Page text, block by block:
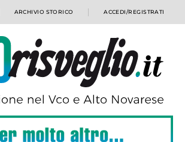
ARCHIVIO STORICO ACCEDI/REGISTRATI